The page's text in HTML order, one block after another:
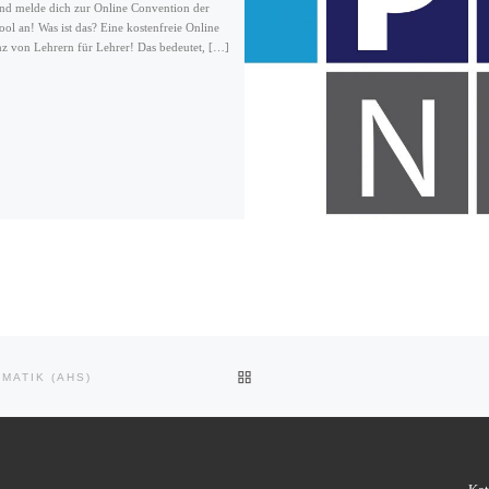
melde dich zur Online Convention der
an! Was ist das? Eine kostenfreie Online
von Lehrern für Lehrer! Das bedeutet, […]
(AHS)